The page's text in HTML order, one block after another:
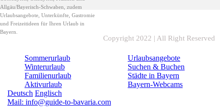
Allgäu/Bayerisch-Schwaben, zudem
Urlaubsangebote, Unterkünfte, Gastromie
und Freizeitideen für Ihren Urlaub in
Bayern.
Sommerurlaub
Winterurlaub
Familienurlaub
Aktivurlaub
Urlaubsangebote
Suchen & Buchen
Städte in Bayern
Bayern-Webcams
Deutsch Englisch
Mail: info@guide-to-bavaria.com
Copyright 2022 | All Right Reserved